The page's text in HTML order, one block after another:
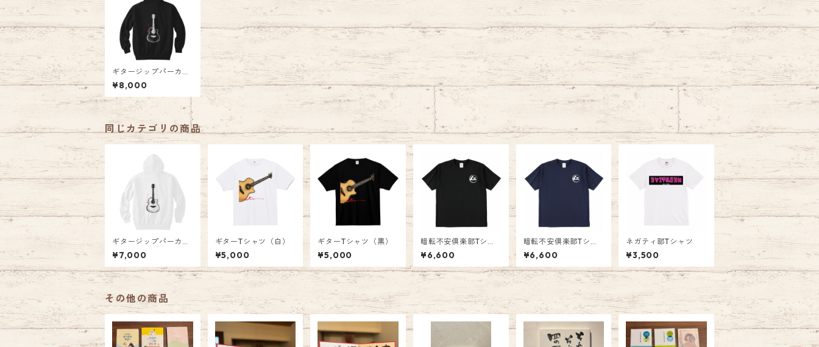
ギタージップパーカー
（黒）
¥8,000
同じカテゴリの商品
ギタージップパーカー
（白）
¥7,000
ギターTシャツ（白）
¥5,000
ギターTシャツ（黒）
¥5,000
暗転不安倶楽部Tシャ
ツ（黒）
¥6,600
暗転不安倶楽部Tシャ
ツ（ネイビー）
¥6,600
ネガティ部Tシャツ
¥3,500
その他の商品